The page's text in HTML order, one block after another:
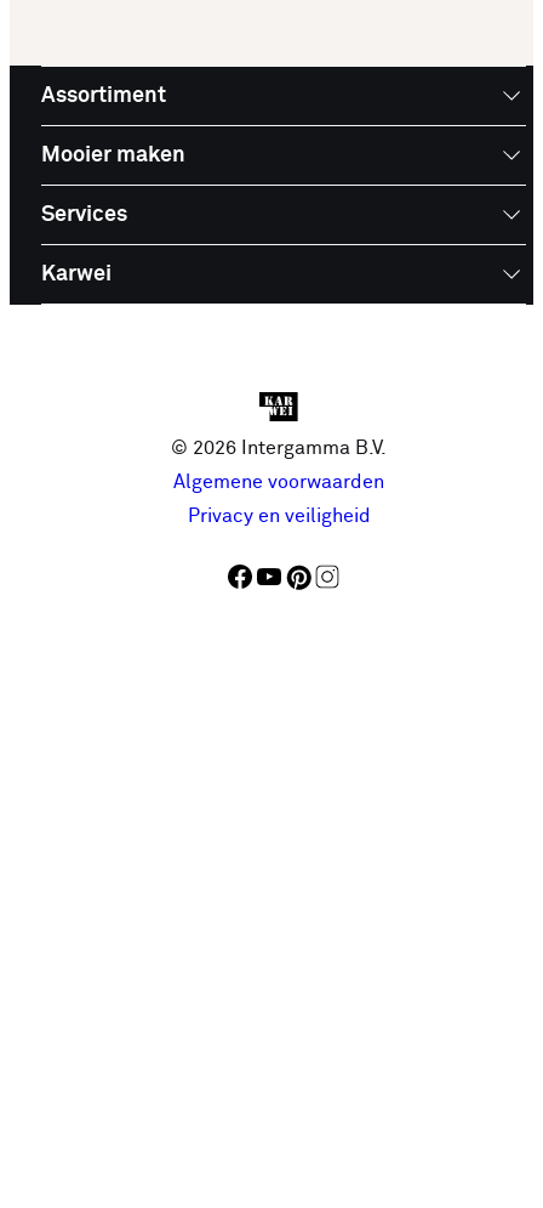
Assortiment
Mooier maken
Services
Karwei
© 2026 Intergamma B.V.
Algemene voorwaarden
Privacy en veiligheid